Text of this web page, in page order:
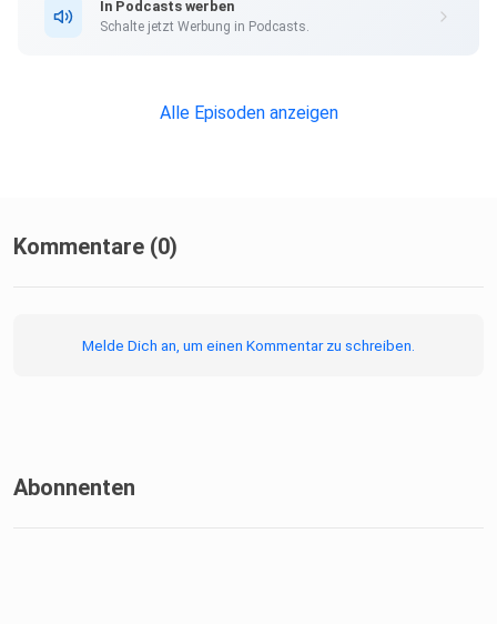
In Podcasts werben
Schalte jetzt Werbung in Podcasts.
Alle Episoden anzeigen
Kommentare (0)
Melde Dich an, um einen Kommentar zu schreiben.
Abonnenten